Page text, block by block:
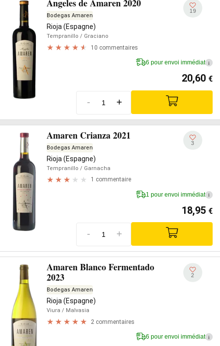
Ángeles de Amaren 2020
Bodegas Amaren
Rioja (Espagne)
Tempranillo / Graciano
10 commentaires
19
6 pour envoi immédiat i
20,60 €
- +
Amaren Crianza 2021
Bodegas Amaren
Rioja (Espagne)
Tempranillo / Garnacha
1 commentaire
3
1 pour envoi immédiat i
18,95 €
- +
Amaren Blanco Fermentado
2023
Bodegas Amaren
Rioja (Espagne)
Viura / Malvasia
2 commentaires
2
6 pour envoi immédiat i